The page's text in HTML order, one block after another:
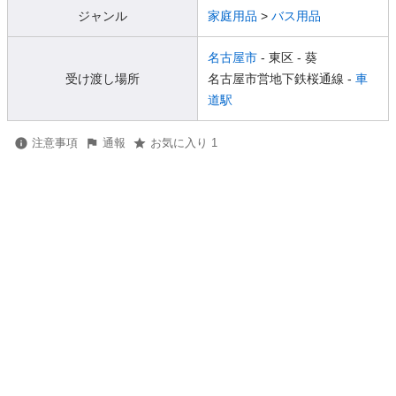
ジャンル 家庭用品 > バス用品
受け渡し場所
名古屋市 - 東区 - 葵
名古屋市営地下鉄桜通線 - 車
道駅
注意事項 通報 お気に入り 1